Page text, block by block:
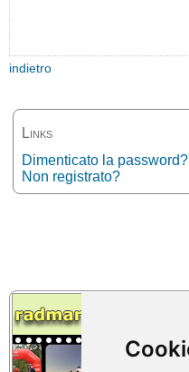
Links
Dimenticato la password?
Non registrato?
indietro